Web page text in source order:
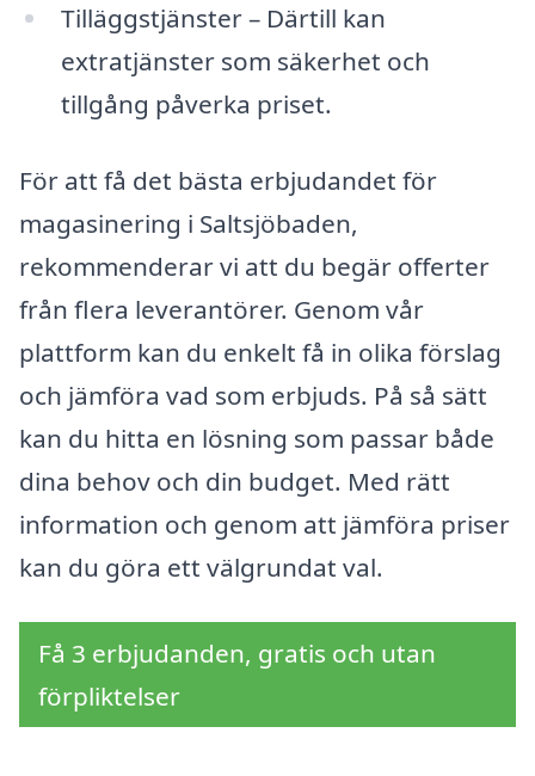
Tilläggstjänster – Därtill kan
extratjänster som säkerhet och
tillgång påverka priset.
För att få det bästa erbjudandet för
magasinering i Saltsjöbaden,
rekommenderar vi att du begär offerter
från flera leverantörer. Genom vår
plattform kan du enkelt få in olika förslag
och jämföra vad som erbjuds. På så sätt
kan du hitta en lösning som passar både
dina behov och din budget. Med rätt
information och genom att jämföra priser
kan du göra ett välgrundat val.
Få 3 erbjudanden, gratis och utan
förpliktelser